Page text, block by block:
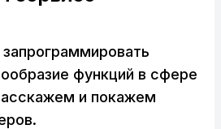
функций в сфере
и покажем